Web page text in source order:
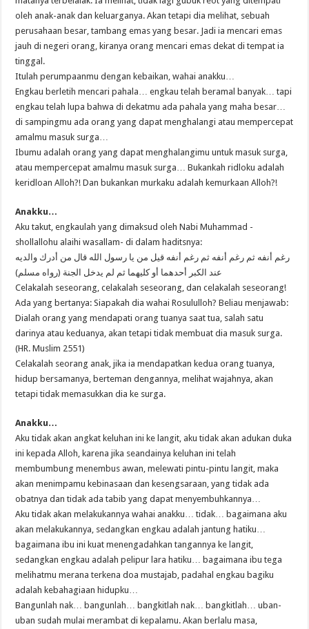
oleh anak-anak dan keluarganya. Akan tetapi dia melihat, sebuah
perusahaan besar, tambang emas yang besar. Jadi ia mencari emas
jauh di negeri orang, kiranya orang mencari emas dekat di tempat ia
tinggal.
Itulah perumpaanmu dengan kebaikan, wahai anakku…
Engkau berletih mencari pahala… engkau telah beramal banyak… tapi
engkau telah lupa bahwa di dekatmu ada pahala yang maha besar…
di sampingmu ada orang yang dapat menghalangi atau mempercepat
amalmu masuk surga…
Ibumu adalah orang yang dapat menghalangimu untuk masuk surga,
atau mempercepat amalmu masuk surga… Bukankah ridloku adalah
keridloan Alloh?! Dan bukankan murkaku adalah kemurkaan Alloh?!
Anakku…
Aku takut, engkaulah yang dimaksud oleh Nabi Muhammad -
shollallohu alaihi wasallam- di dalam haditsnya:
رغم أنفه ثم رغم أنفه ثم رغم أنفه قيل من يا رسول الله قال من أدرك والديه
عند الكبر أحدهما أو كليهما ثم لم يدخل الجنة (رواه مسلم)
Celakalah seseorang, celakalah seseorang, dan celakalah seseorang!
Ada yang bertanya: Siapakah dia wahai Rosululloh? Beliau menjawab:
Dialah orang yang mendapati orang tuanya saat tua, salah satu
darinya atau keduanya, akan tetapi tidak membuat dia masuk surga.
(HR. Muslim 2551)
Celakalah seorang anak, jika ia mendapatkan kedua orang tuanya,
hidup bersamanya, berteman dengannya, melihat wajahnya, akan
tetapi tidak memasukkan dia ke surga.
Anakku…
Aku tidak akan angkat keluhan ini ke langit, aku tidak akan adukan duka
ini kepada Alloh, karena jika seandainya keluhan ini telah
membumbung menembus awan, melewati pintu-pintu langit, maka
akan menimpamu kebinasaan dan kesengsaraan, yang tidak ada
obatnya dan tidak ada tabib yang dapat menyembuhkannya…
Aku tidak akan melakukannya wahai anakku… tidak… bagaimana aku
akan melakukannya, sedangkan engkau adalah jantung hatiku…
bagaimana ibu ini kuat menengadahkan tangannya ke langit,
sedangkan engkau adalah pelipur lara hatiku… bagaimana ibu tega
melihatmu merana terkena doa mustajab, padahal engkau bagiku
adalah kebahagiaan hidupku…
Bangunlah nak… bangunlah… bangkitlah nak… bangkitlah… uban-
uban sudah mulai merambat di kepalamu. Akan berlalu masa,